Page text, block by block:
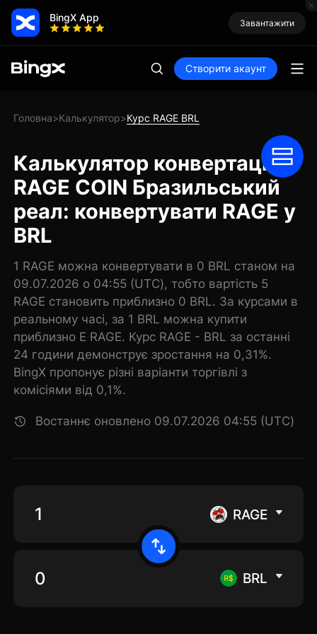
BingX App Завантажити
Створити акаунт
Головна>Калькулятор>Курс RAGE BRL
Калькулятор конвертації
RAGE COIN Бразильський
реал: конвертувати RAGE у
BRL
1 RAGE можна конвертувати в 0 BRL станом на
09.07.2026 о 04:55 (UTC), тобто вартість 5
RAGE становить приблизно 0 BRL. За курсами в
реальному часі, за 1 BRL можна купити
приблизно E RAGE. Курс RAGE - BRL за останні
24 години демонструє зростання на 0,31%.
BingX пропонує різні варіанти торгівлі з
комісіями від 0,1%.
Востаннє оновлено 09.07.2026 04:55 (UTC)
RAGE
BRL